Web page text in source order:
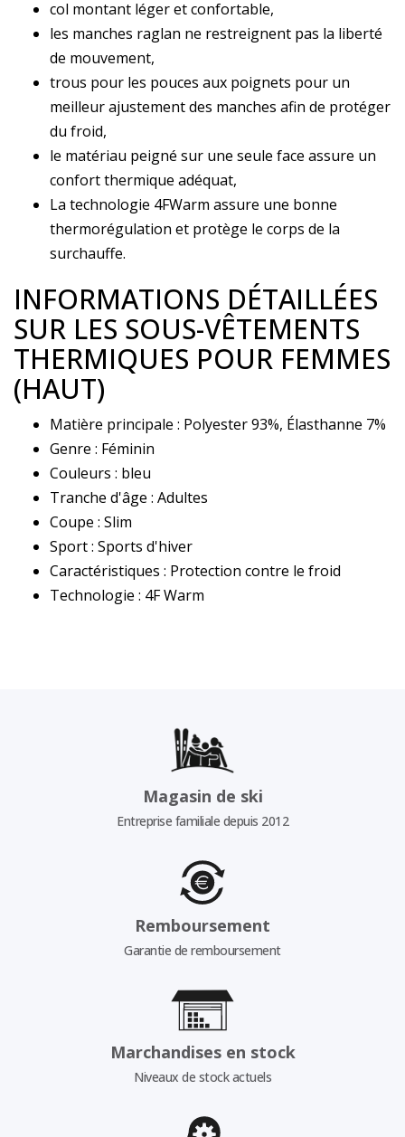
col montant léger et confortable,
les manches raglan ne restreignent pas la liberté
de mouvement,
trous pour les pouces aux poignets pour un
meilleur ajustement des manches afin de protéger
du froid,
le matériau peigné sur une seule face assure un
confort thermique adéquat,
La technologie 4FWarm assure une bonne
thermorégulation et protège le corps de la
surchauffe.
INFORMATIONS DÉTAILLÉES
SUR LES SOUS-VÊTEMENTS
THERMIQUES POUR FEMMES
(HAUT)
Matière principale : Polyester 93%, Élasthanne 7%
Genre : Féminin
Couleurs : bleu
Tranche d'âge : Adultes
Coupe : Slim
Sport : Sports d'hiver
Caractéristiques : Protection contre le froid
Technologie : 4F Warm
Magasin de ski
Entreprise familiale depuis 2012
Remboursement
Garantie de remboursement
Marchandises en stock
Niveaux de stock actuels